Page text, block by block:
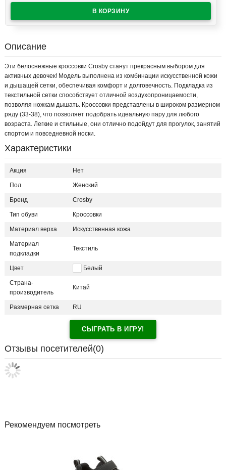
Описание
Эти белоснежные кроссовки Crosby станут прекрасным выбором для
активных девочек! Модель выполнена из комбинации искусственной кожи
и дышащей сетки, обеспечивая комфорт и долговечность. Подкладка из
текстильной сетки способствует отличной воздухопроницаемости,
позволяя ножкам дышать. Кроссовки представлены в широком размерном
ряду (33-38), что позволяет подобрать идеальную пару для любого
возраста. Легкие и стильные, они отлично подойдут для прогулок, занятий
спортом и повседневной носки.
Характеристики
Акция Нет
Пол Женский
Бренд Crosby
Тип обуви Кроссовки
Материал верха Искусственная кожа
Материал
подкладки
Текстиль
Цвет Белый
Страна-
производитель
Китай
Размерная сетка RU
СЫГРАТЬ В ИГРУ!
Отзывы посетителей(0)
Рекомендуем посмотреть